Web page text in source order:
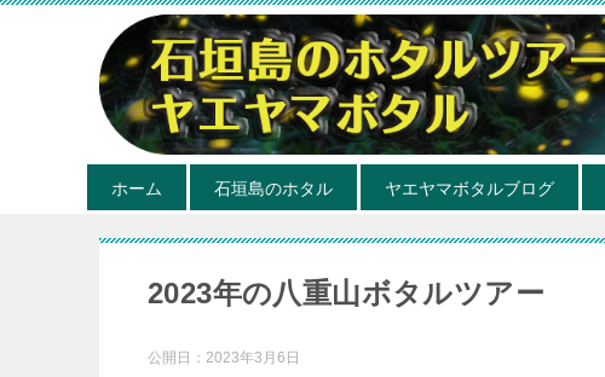
ホーム 石垣島のホタル ヤエヤマボタルブログ
2023年の八重山ボタルツアー
公開日： 2023年3月6日